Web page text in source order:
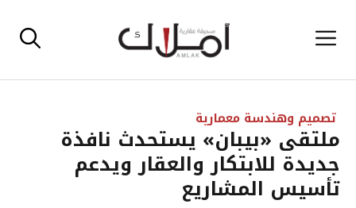
إلى القائمة
تصميم وهندسة معمارية
ملتقى «بيبان» يستحدث نافذة
جديدة للابتكار والعقار ويدعم
تأسيس المشاريع